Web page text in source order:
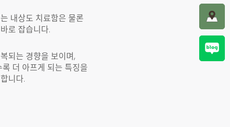
내상도 치료함은 물론
로 잡습니다.
되는 경향을 보이며,
더 아프게 되는 특징을
니다.